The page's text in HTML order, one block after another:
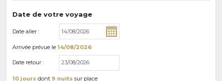
Date de votre voyage
Date aller :
Arrivée prévue le 14/08/2026
Date retour :
10 jours dont 9 nuits sur place